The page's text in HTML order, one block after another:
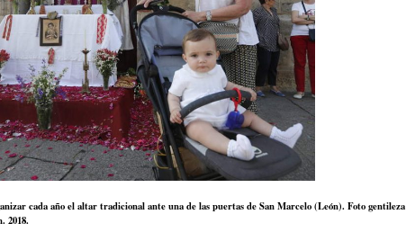
cada año el altar tradicional ante una de las puertas de San Marcelo (León). Foto gentileza
2018.